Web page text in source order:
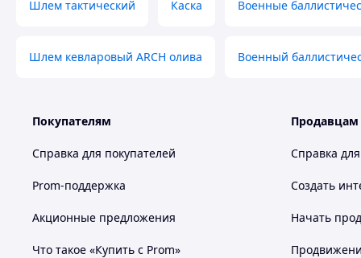
Шлем тактический Каска Военные
Шлем кевларовый ARCH олива Военный
Покупателям
Справка для покупателей
Prom-поддержка
Акционные предложения
Что такое «Купить с Prom»
Продавцам
Справка
Создать
Начать